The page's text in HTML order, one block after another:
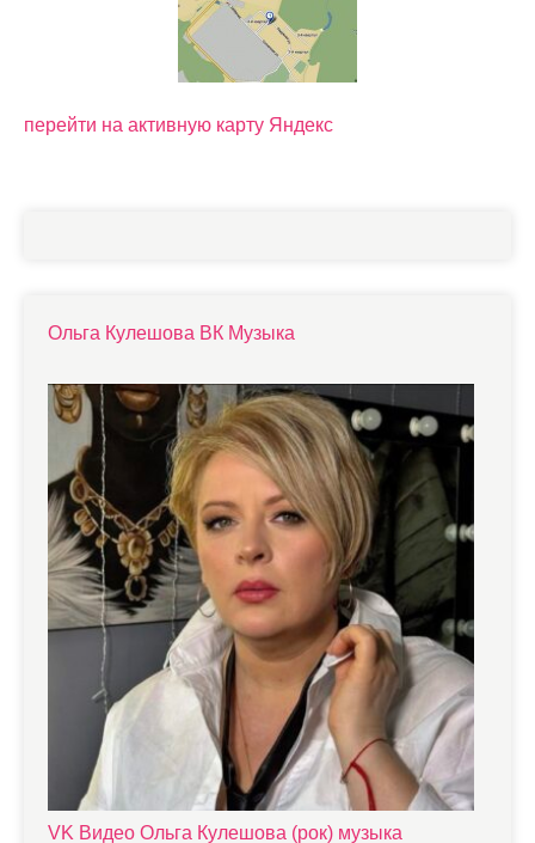
перейти на активную карту Яндекс
Ольга Кулешова ВК Музыка
VK Видео Ольга Кулешова (рок) музыка